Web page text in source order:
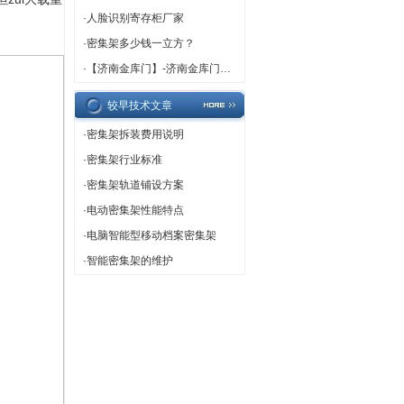
· 人脸识别寄存柜厂家
·密集架多少钱一立方？
· 【济南金库门】-济南金库门厂家,济南金库门定做
较早技术文章
·密集架拆装费用说明
·密集架行业标准
·密集架轨道铺设方案
·电动密集架性能特点
·电脑智能型移动档案密集架
·智能密集架的维护